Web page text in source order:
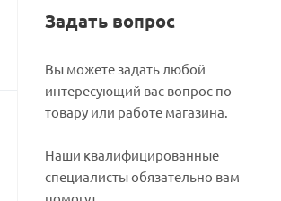
Задать вопрос
Вы можете задать любой
интересующий вас вопрос по
товару или работе магазина.
Наши квалифицированные
специалисты обязательно вам